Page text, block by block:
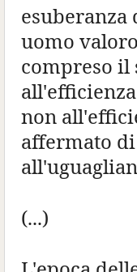
esuberanza
uomo
compreso il
non
affermato
(...)